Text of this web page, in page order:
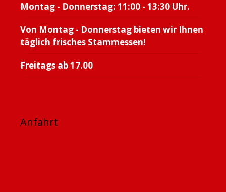
Montag - Donnerstag: 11:00 - 13:30 Uhr.
Von Montag - Donnerstag bieten wir Ihnen
täglich frisches Stammessen!
Freitags ab 17.00
Anfahrt